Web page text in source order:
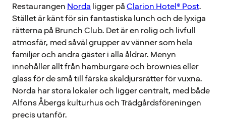
Restaurangen Norda ligger påClarion Hotel® Post.
Stället är känt för sin fantastiska lunch och de lyxiga
rätterna på Brunch Club. Det är en rolig och livfull
atmosfär, med såväl grupper av vänner som hela
familjer och andra gäster i alla åldrar. Menyn
innehåller allt från hamburgare och brownies eller
glass för de små till färska skaldjursrätter för vuxna.
Norda har stora lokaler och ligger centralt, med både
Alfons Åbergs kulturhus och Trädgårdsföreningen
precis utanför.